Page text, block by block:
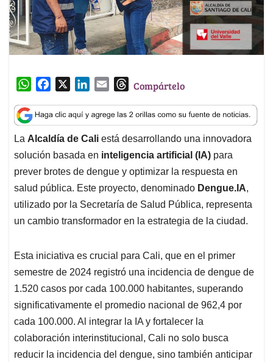
W
a
t
s
A
p
p
c
e
b
o
o
k
n
k
e
d
I
n
a
i
l
T
r
e
a
d
s
Compártelo
La Alcaldía de Cali está desarrollando una innovadora
solución basada en inteligencia artificial (IA) para
prever brotes de dengue y optimizar la respuesta en
salud pública. Este proyecto, denominado Dengue.IA,
utilizado por la Secretaría de Salud Pública, representa
un cambio transformador en la estrategia de la ciudad.
Esta iniciativa es crucial para Cali, que en el primer
semestre de 2024 registró una incidencia de dengue de
1.520 casos por cada 100.000 habitantes, superando
significativamente el promedio nacional de 962,4 por
cada 100.000. Al integrar la IA y fortalecer la
colaboración interinstitucional, Cali no solo busca
reducir la incidencia del dengue, sino también anticipar